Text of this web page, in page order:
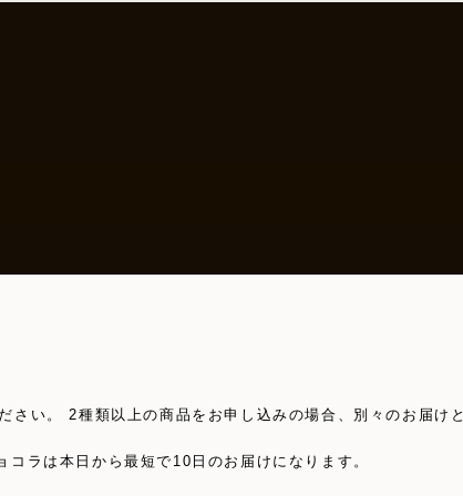
い。 2種類以上の商品をお申し込みの場合、別々のお届け
ラは本日から最短で10日のお届けになります。